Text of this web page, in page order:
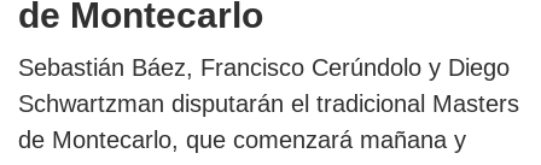
de Montecarlo
Sebastián Báez, Francisco Cerúndolo y Diego
Schwartzman disputarán el tradicional Masters
de Montecarlo, que comenzará mañana y